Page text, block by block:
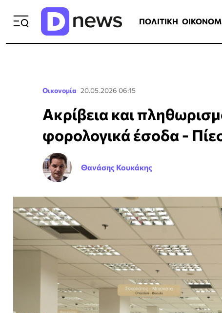
ΠΟΛΙΤΙΚΗ
Οικονομία 20.05.2026 06:15
Ακρίβεια και
φορολογικά έσοδα -
Θανάσης Κουκάκης